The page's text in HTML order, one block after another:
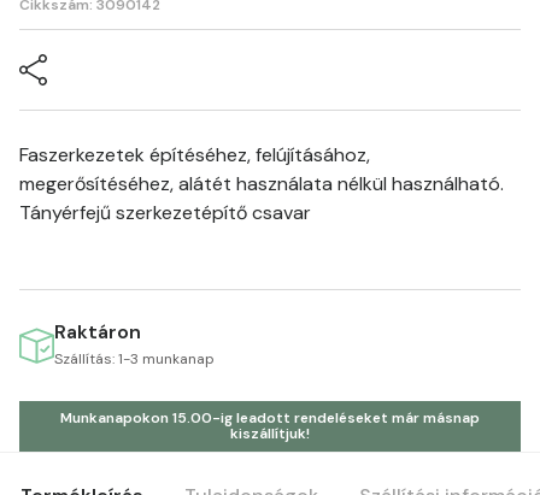
Cikkszám: 3090142
Faszerkezetek építéséhez, felújításához,
megerősítéséhez, alátét használata nélkül használható.
Tányérfejű szerkezetépítő csavar
Raktáron
Szállítás: 1-3 munkanap
Munkanapokon 15.00-ig leadott rendeléseket már másnap
kiszállítjuk!